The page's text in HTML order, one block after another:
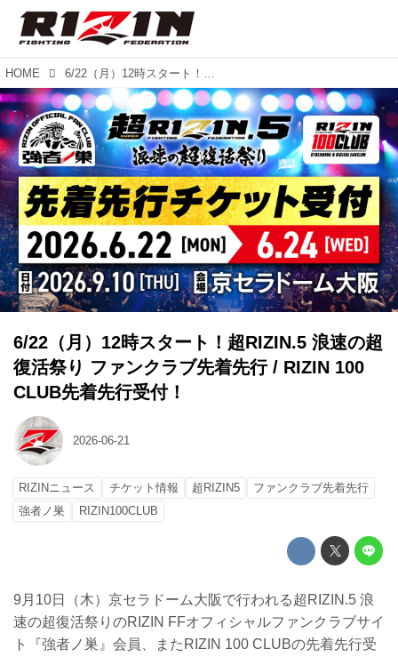
HOME 6/22（月）12時スタート！超RIZIN.5 浪速の超復活祭り ファンクラブ先着先行 / RIZIN 100 CLUB先着先行受付！
6/22（月）12時スタート！超RIZIN.5 浪速の超
復活祭り ファンクラブ先着先行 / RIZIN 100
CLUB先着先行受付！
2026-06-21
RIZINニュース チケット情報 超RIZIN5
ファンクラブ先着先行
強者ノ巣
RIZIN100CLUB
9月10日（木）京セラドーム大阪で行われる超RIZIN.5 浪
速の超復活祭りのRIZIN FFオフィシャルファンクラブサイ
ト『強者ノ巣』会員、またRIZIN 100 CLUBの先着先行受